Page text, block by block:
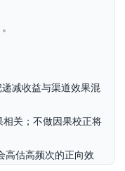
减收益与渠道效果混
相关；不做因果校正将
高估高频次的正向效